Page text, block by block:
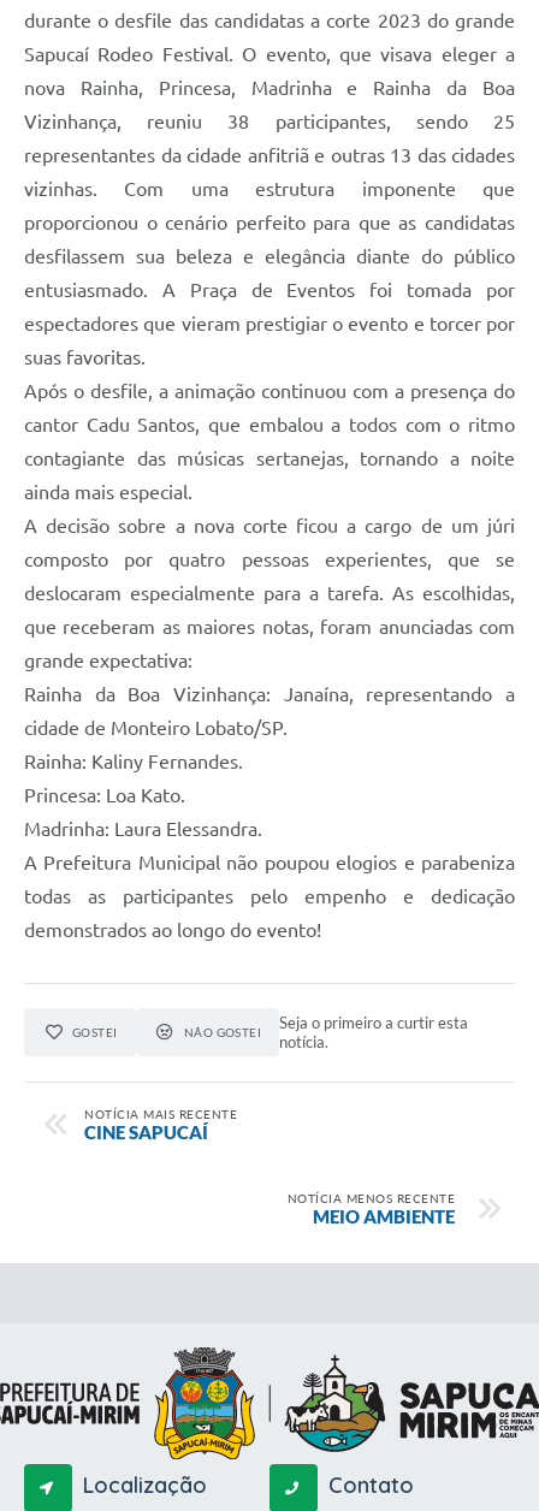
durante o desfile das candidatas a corte 2023 do grande
Sapucaí Rodeo Festival. O evento, que visava eleger a
nova Rainha, Princesa, Madrinha e Rainha da Boa
Vizinhança, reuniu 38 participantes, sendo 25
representantes da cidade anfitriã e outras 13 das cidades
vizinhas. Com uma estrutura imponente que
proporcionou o cenário perfeito para que as candidatas
desfilassem sua beleza e elegância diante do público
entusiasmado. A Praça de Eventos foi tomada por
espectadores que vieram prestigiar o evento e torcer por
suas favoritas.
Após o desfile, a animação continuou com a presença do
cantor Cadu Santos, que embalou a todos com o ritmo
contagiante das músicas sertanejas, tornando a noite
ainda mais especial.
A decisão sobre a nova corte ficou a cargo de um júri
composto por quatro pessoas experientes, que se
deslocaram especialmente para a tarefa. As escolhidas,
que receberam as maiores notas, foram anunciadas com
grande expectativa:
Rainha da Boa Vizinhança: Janaína, representando a
cidade de Monteiro Lobato/SP.
Rainha: Kaliny Fernandes.
Princesa: Loa Kato.
Madrinha: Laura Elessandra.
A Prefeitura Municipal não poupou elogios e parabeniza
todas as participantes pelo empenho e dedicação
demonstrados ao longo do evento!
GOSTEI NÃO GOSTEI
Seja o primeiro a curtir esta
notícia.
NOTÍCIA MAIS RECENTE
CINE SAPUCAÍ
NOTÍCIA MENOS RECENTE
MEIO AMBIENTE
Localização Contato